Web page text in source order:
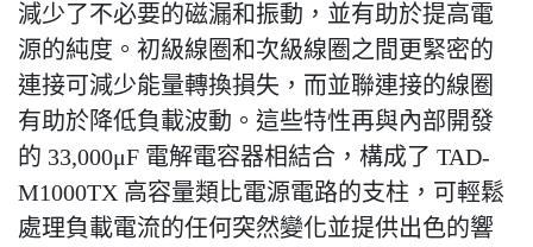
減少了不必要的磁漏和振動，並有助於提高電
源的純度。初級線圈和次級線圈之間更緊密的
連接可減少能量轉換損失，而並聯連接的線圈
有助於降低負載波動。這些特性再與內部開發
的 33,000μF 電解電容器相結合，構成了 TAD-
M1000TX 高容量類比電源電路的支柱，可輕鬆
處理負載電流的任何突然變化並提供出色的響